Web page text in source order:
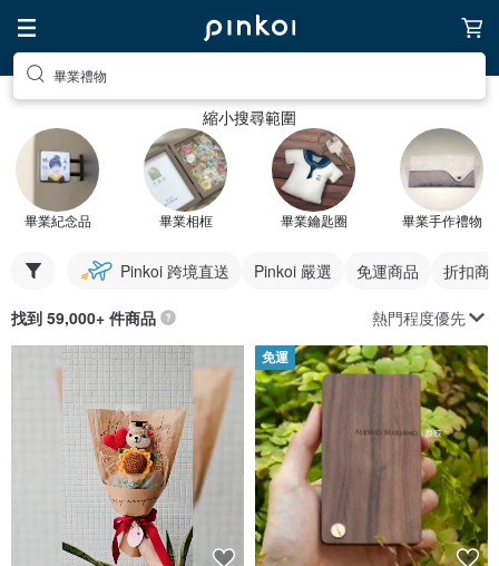
畢業禮物
縮小搜尋範圍
畢業紀念品 畢業相框 畢業鑰匙圈 畢業手作禮物
Pinkoi 跨境直送 Pinkoi 嚴選 免運商品 折扣商
找到 59,000+ 件商品 熱門程度優先
免運